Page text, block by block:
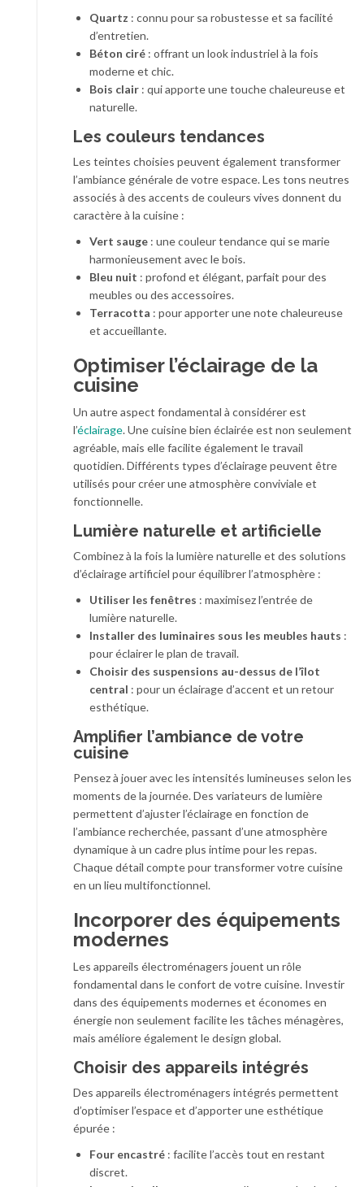
Quartz : connu pour sa robustesse et sa facilité
d’entretien.
Béton ciré : offrant un look industriel à la fois
moderne et chic.
Bois clair : qui apporte une touche chaleureuse et
naturelle.
Les couleurs tendances
Les teintes choisies peuvent également transformer
l’ambiance générale de votre espace. Les tons neutres
associés à des accents de couleurs vives donnent du
caractère à la cuisine :
Vert sauge : une couleur tendance qui se marie
harmonieusement avec le bois.
Bleu nuit : profond et élégant, parfait pour des
meubles ou des accessoires.
Terracotta : pour apporter une note chaleureuse
et accueillante.
Optimiser l’éclairage de la
cuisine
Un autre aspect fondamental à considérer est
l’éclairage. Une cuisine bien éclairée est non seulement
agréable, mais elle facilite également le travail
quotidien. Différents types d’éclairage peuvent être
utilisés pour créer une atmosphère conviviale et
fonctionnelle.
Lumière naturelle et artificielle
Combinez à la fois la lumière naturelle et des solutions
d’éclairage artificiel pour équilibrer l’atmosphère :
Utiliser les fenêtres : maximisez l’entrée de
lumière naturelle.
Installer des luminaires sous les meubles hauts :
pour éclairer le plan de travail.
Choisir des suspensions au-dessus de l’îlot
central : pour un éclairage d’accent et un retour
esthétique.
Amplifier l’ambiance de votre
cuisine
Pensez à jouer avec les intensités lumineuses selon les
moments de la journée. Des variateurs de lumière
permettent d’ajuster l’éclairage en fonction de
l’ambiance recherchée, passant d’une atmosphère
dynamique à un cadre plus intime pour les repas.
Chaque détail compte pour transformer votre cuisine
en un lieu multifonctionnel.
Incorporer des équipements
modernes
Les appareils électroménagers jouent un rôle
fondamental dans le confort de votre cuisine. Investir
dans des équipements modernes et économes en
énergie non seulement facilite les tâches ménagères,
mais améliore également le design global.
Choisir des appareils intégrés
Des appareils électroménagers intégrés permettent
d’optimiser l’espace et d’apporter une esthétique
épurée :
Four encastré : facilite l’accès tout en restant
discret.